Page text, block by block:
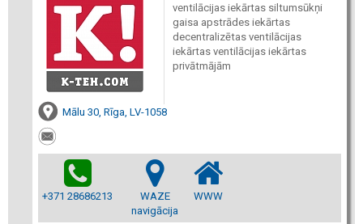
ventilācijas iekārtas siltumsūkņi
gaisa apstrādes iekārtas
decentralizētas ventilācijas
iekārtas ventilācijas iekārtas
privātmājām
Mālu 30, Rīga, LV-1058
+371 28686213
WAZE
navigācija
WWW